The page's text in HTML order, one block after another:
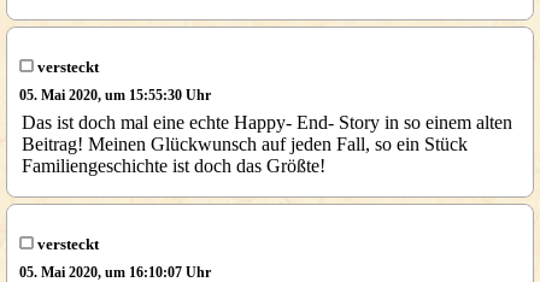
versteckt
05. Mai 2020, um 15:55:30 Uhr
Das ist doch mal eine echte Happy- End- Story in so einem alten
Beitrag! Meinen Glückwunsch auf jeden Fall, so ein Stück
Familiengeschichte ist doch das Größte!
versteckt
05. Mai 2020, um 16:10:07 Uhr